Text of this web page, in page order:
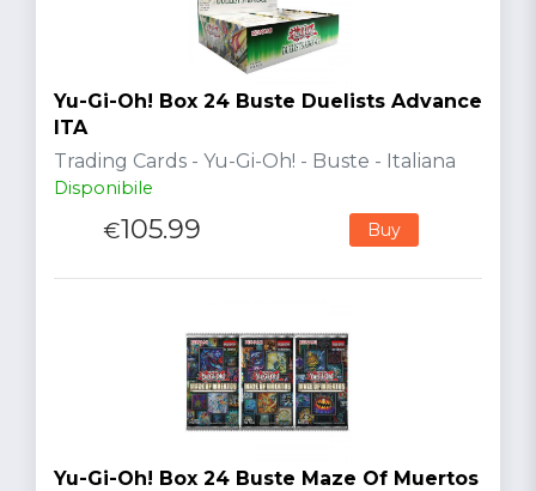
Yu-Gi-Oh! Box 24 Buste Duelists Advance
ITA
Trading Cards - Yu-Gi-Oh! - Buste - Italiana
Disponibile
€105.99 Buy
Yu-Gi-Oh! Box 24 Buste Maze Of Muertos